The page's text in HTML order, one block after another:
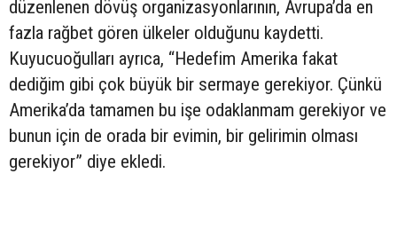
düzenlenen dövüş organizasyonlarının, Avrupa’da en
fazla rağbet gören ülkeler olduğunu kaydetti.
Kuyucuoğulları ayrıca, “Hedefim Amerika fakat
dediğim gibi çok büyük bir sermaye gerekiyor. Çünkü
Amerika’da tamamen bu işe odaklanmam gerekiyor ve
bunun için de orada bir evimin, bir gelirimin olması
gerekiyor” diye ekledi.